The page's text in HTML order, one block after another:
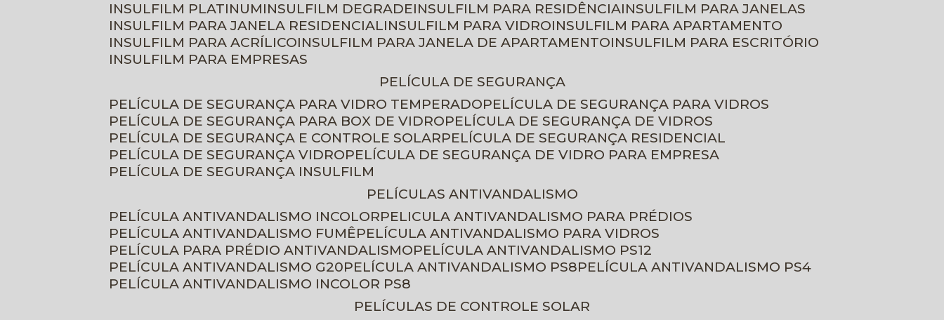
INSULFILM PLATINUM INSULFILM DEGRADE INSULFILM PARA RESIDÊNCIA INSULFILM PARA JANELAS
INSULFILM PARA JANELA RESIDENCIAL INSULFILM PARA VIDRO INSULFILM PARA APARTAMENTO
INSULFILM PARA ACRÍLICO INSULFILM PARA JANELA DE APARTAMENTO INSULFILM PARA ESCRITÓRIO
INSULFILM PARA EMPRESAS
PELÍCULA DE SEGURANÇA
PELÍCULA DE SEGURANÇA PARA VIDRO TEMPERADO
PELÍCULA DE SEGURANÇA PARA VIDROS
PELÍCULA DE SEGURANÇA PARA BOX DE VIDRO
PELÍCULA DE SEGURANÇA DE VIDROS
PELÍCULA DE SEGURANÇA E CONTROLE SOLAR
PELÍCULA DE SEGURANÇA RESIDENCIAL
PELÍCULA DE SEGURANÇA VIDRO
PELÍCULA DE SEGURANÇA DE VIDRO PARA EMPRESA
PELÍCULA DE SEGURANÇA INSULFILM
PELÍCULAS ANTIVANDALISMO
PELÍCULA ANTIVANDALISMO INCOLOR
PELICULA ANTIVANDALISMO PARA PRÉDIOS
PELÍCULA ANTIVANDALISMO FUMÊ
PELÍCULA ANTIVANDALISMO PARA VIDROS
PELÍCULA PARA PRÉDIO ANTIVANDALISMO
PELÍCULA ANTIVANDALISMO PS12
PELÍCULA ANTIVANDALISMO G20
PELÍCULA ANTIVANDALISMO PS8
PELÍCULA ANTIVANDALISMO PS4
PELÍCULA ANTIVANDALISMO INCOLOR PS8
PELÍCULAS DE CONTROLE SOLAR